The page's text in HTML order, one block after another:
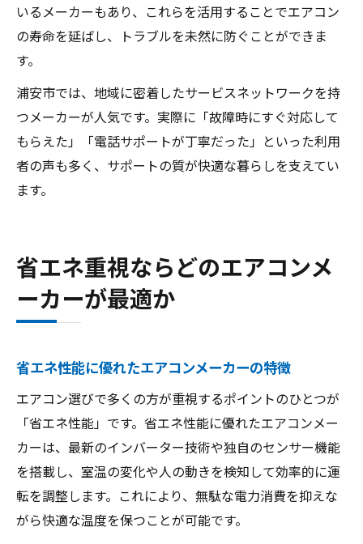
いるメーカーもあり、これらを活用することでエアコン
の寿命を延ばし、トラブルを未然に防ぐことができま
す。
浦安市では、地域に密着したサービスネットワークを持
つメーカーが人気です。実際に「故障時にすぐ対応して
もらえた」「電話サポートが丁寧だった」といった利用
者の声も多く、サポートの質が快適な暮らしを支えてい
ます。
省エネ重視ならどのエアコンメ
ーカーが最適か
省エネ性能に優れたエアコンメーカーの特徴
エアコン選びで多くの方が重視するポイントのひとつが
「省エネ性能」です。省エネ性能に優れたエアコンメー
カーは、最新のインバーター技術や独自のセンサー機能
を搭載し、室温の変化や人の動きを検知して効率的に運
転を調整します。これにより、無駄な電力消費を抑えな
がら快適な温度を保つことが可能です。